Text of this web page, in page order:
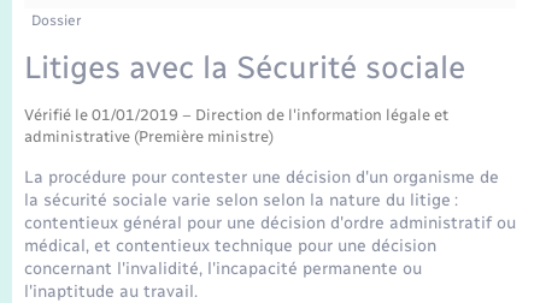
Etat-civil - Papiers - Citoyenneté
Mariage – PACS
Parrainage civil
Recensement
Logement - Urbanisme
Loisirs
Nouvel habitant
Transports scolaires
Travaux - Autorisation d’occupation de l’espace
Compétences
Plan interactif
Présentation de la commune
Publications
Dossier
Litiges avec la Sécurité sociale
Vérifié le 01/01/2019 – Direction de l'information légale et
administrative (Première ministre)
La procédure pour contester une décision d'un organisme de
la sécurité sociale varie selon selon la nature du litige :
contentieux général pour une décision d'ordre administratif ou
médical, et contentieux technique pour une décision
concernant l'invalidité, l'incapacité permanente ou
l'inaptitude au travail.